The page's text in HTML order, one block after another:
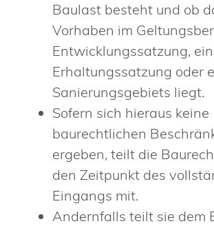
Baulast besteht und ob
Vorhaben im
Entwicklungssatzung,
Erhaltungssatzung oder
Sanierungsgebiets liegt.
Sofern sich hieraus keine
baurechtlichen
ergeben, teilt die
den Zeitpunkt des
Eingangs mit.
Andernfalls teilt sie dem